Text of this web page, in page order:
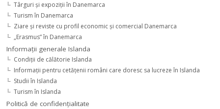
Târguri şi expoziţii în Danemarca
Turism în Danemarca
Ziare şi reviste cu profil economic şi comercial Danemarca
„Erasmus” în Danemarca
Informaţii generale Islanda
Condiţii de călătorie Islanda
Informaţii pentru cetăţenii români care doresc sa lucreze în Islanda
Studii în Islanda
Turism în Islanda
Politică de confidențialitate